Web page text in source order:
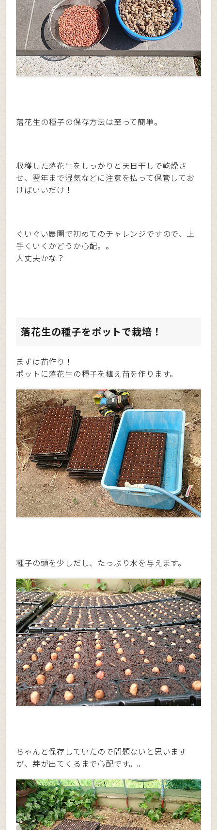
落花生の種子の保存方法は至って簡単。
収穫した落花生をしっかりと天日干しで乾燥さ
せ、翌年まで湿気などに注意を払って保管してお
けばいいだけ！
ぐいぐい農園で初めてのチャレンジですので、上
手くいくかどうか心配。。
大丈夫かな？
落花生の種子をポットで栽培！
まずは苗作り！
ポットに落花生の種子を植え苗を作ります。
種子の頭を少しだし、たっぷり水を与えます。
ちゃんと保存していたので問題ないと思います
が、芽が出てくるまで心配です。。